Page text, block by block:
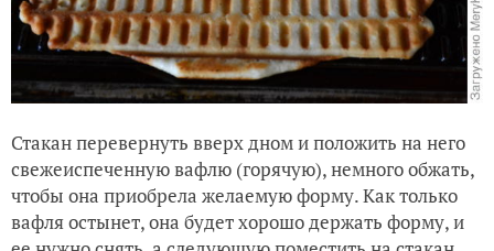
Стакан перевернуть вверх дном и положить на него
свежеиспеченную вафлю (горячую), немного обжать,
чтобы она приобрела желаемую форму. Как только
вафля остынет, она будет хорошо держать форму, и